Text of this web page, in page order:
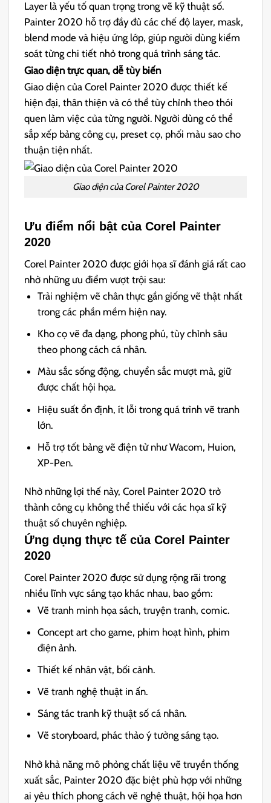
Layer là yếu tố quan trọng trong vẽ kỹ thuật số.
Painter 2020 hỗ trợ đầy đủ các chế độ layer, mask,
blend mode và hiệu ứng lớp, giúp người dùng kiểm
soát từng chi tiết nhỏ trong quá trình sáng tác.
Giao diện trực quan, dễ tùy biến
Giao diện của Corel Painter 2020 được thiết kế
hiện đại, thân thiện và có thể tùy chỉnh theo thói
quen làm việc của từng người. Người dùng có thể
sắp xếp bảng công cụ, preset cọ, phối màu sao cho
thuận tiện nhất.
Giao diện của Corel Painter 2020
Ưu điểm nổi bật của Corel Painter
2020
Corel Painter 2020 được giới họa sĩ đánh giá rất cao
nhờ những ưu điểm vượt trội sau:
Trải nghiệm vẽ chân thực gần giống vẽ thật nhất
trong các phần mềm hiện nay.
Kho cọ vẽ đa dạng, phong phú, tùy chỉnh sâu
theo phong cách cá nhân.
Màu sắc sống động, chuyển sắc mượt mà, giữ
được chất hội họa.
Hiệu suất ổn định, ít lỗi trong quá trình vẽ tranh
lớn.
Hỗ trợ tốt bảng vẽ điện tử như Wacom, Huion,
XP-Pen.
Nhờ những lợi thế này, Corel Painter 2020 trở
thành công cụ không thể thiếu với các họa sĩ kỹ
thuật số chuyên nghiệp.
Ứng dụng thực tế của Corel Painter
2020
Corel Painter 2020 được sử dụng rộng rãi trong
nhiều lĩnh vực sáng tạo khác nhau, bao gồm:
Vẽ tranh minh họa sách, truyện tranh, comic.
Concept art cho game, phim hoạt hình, phim
điện ảnh.
Thiết kế nhân vật, bối cảnh.
Vẽ tranh nghệ thuật in ấn.
Sáng tác tranh kỹ thuật số cá nhân.
Vẽ storyboard, phác thảo ý tưởng sáng tạo.
Nhờ khả năng mô phỏng chất liệu vẽ truyền thống
xuất sắc, Painter 2020 đặc biệt phù hợp với những
ai yêu thích phong cách vẽ nghệ thuật, hội họa hơn